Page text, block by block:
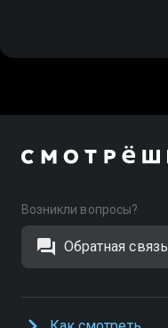
Возникли вопросы?
Обратная связь